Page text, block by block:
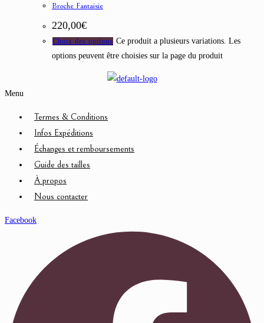
Broche Fantaisie
220,00€
Choix des options Ce produit a plusieurs variations. Les
options peuvent être choisies sur la page du produit
Menu
Termes & Conditions
Infos Expéditions
Échanges et remboursements
Guide des tailles
À propos
Nous contacter
Facebook